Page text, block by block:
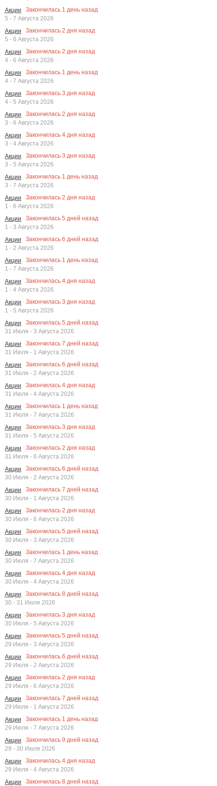
Акции
Закончилась 1 день назад
5 - 7 Августа 2026
Акции
Закончилась 2 дня назад
5 - 6 Августа 2026
Акции
Закончилась 2 дня назад
4 - 6 Августа 2026
Акции
Закончилась 1 день назад
4 - 7 Августа 2026
Акции
Закончилась 3 дня назад
4 - 5 Августа 2026
Акции
Закончилась 2 дня назад
3 - 6 Августа 2026
Акции
Закончилась 4 дня назад
3 - 4 Августа 2026
Акции
Закончилась 3 дня назад
3 - 5 Августа 2026
Акции
Закончилась 1 день назад
3 - 7 Августа 2026
Акции
Закончилась 2 дня назад
1 - 6 Августа 2026
Акции
Закончилась 5 дней назад
1 - 3 Августа 2026
Акции
Закончилась 6 дней назад
1 - 2 Августа 2026
Акции
Закончилась 1 день назад
1 - 7 Августа 2026
Акции
Закончилась 4 дня назад
1 - 4 Августа 2026
Акции
Закончилась 3 дня назад
1 - 5 Августа 2026
Акции
Закончилась 5 дней назад
31 Июля - 3 Августа 2026
Акции
Закончилась 7 дней назад
31 Июля - 1 Августа 2026
Акции
Закончилась 6 дней назад
31 Июля - 2 Августа 2026
Акции
Закончилась 4 дня назад
31 Июля - 4 Августа 2026
Акции
Закончилась 1 день назад
31 Июля - 7 Августа 2026
Акции
Закончилась 3 дня назад
31 Июля - 5 Августа 2026
Акции
Закончилась 2 дня назад
31 Июля - 6 Августа 2026
Акции
Закончилась 6 дней назад
30 Июля - 2 Августа 2026
Акции
Закончилась 7 дней назад
30 Июля - 1 Августа 2026
Акции
Закончилась 2 дня назад
30 Июля - 6 Августа 2026
Акции
Закончилась 5 дней назад
30 Июля - 3 Августа 2026
Акции
Закончилась 1 день назад
30 Июля - 7 Августа 2026
Акции
Закончилась 4 дня назад
30 Июля - 4 Августа 2026
Акции
Закончилась 8 дней назад
30 - 31 Июля 2026
Акции
Закончилась 3 дня назад
30 Июля - 5 Августа 2026
Акции
Закончилась 5 дней назад
29 Июля - 3 Августа 2026
Акции
Закончилась 6 дней назад
29 Июля - 2 Августа 2026
Акции
Закончилась 2 дня назад
29 Июля - 6 Августа 2026
Акции
Закончилась 7 дней назад
29 Июля - 1 Августа 2026
Акции
Закончилась 1 день назад
29 Июля - 7 Августа 2026
Акции
Закончилась 9 дней назад
29 - 30 Июля 2026
Акции
Закончилась 4 дня назад
29 Июля - 4 Августа 2026
Акции
Закончилась 8 дней назад